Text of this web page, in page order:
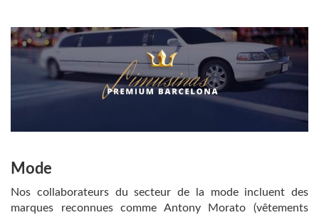
Mode
Nos collaborateurs du secteur de la mode incluent des
marques reconnues comme Antony Morato (vêtements